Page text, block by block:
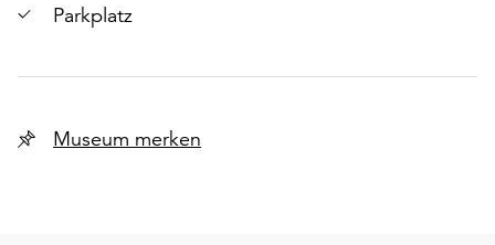
Parkplatz
Museum merken